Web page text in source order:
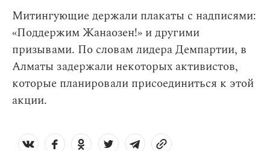
Митингующие держали плакаты с надписями:
«Поддержим Жанаозен!» и другими
призывами. По словам лидера Демпартии, в
Алматы задержали некоторых активистов,
которые планировали присоединиться к этой
акции.